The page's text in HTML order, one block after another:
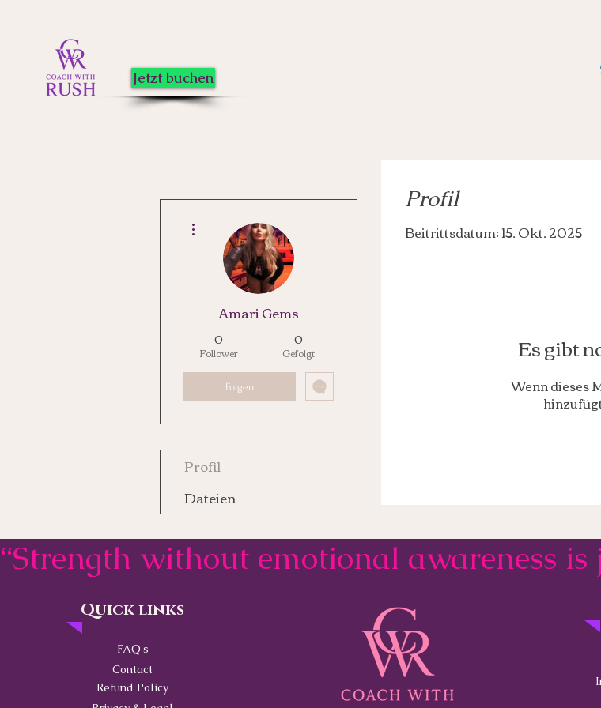
Jetzt buchen
Profil
Beitrittsdatum: 15. Okt. 2025
Es gibt
Wenn dieses
Amari Gems
0
Follower
0
Gefolgt
Folgen
Profil
Dateien
ContactQuick links
FAQ's
Contact
Refund Policy
“Strength without emotional awareness